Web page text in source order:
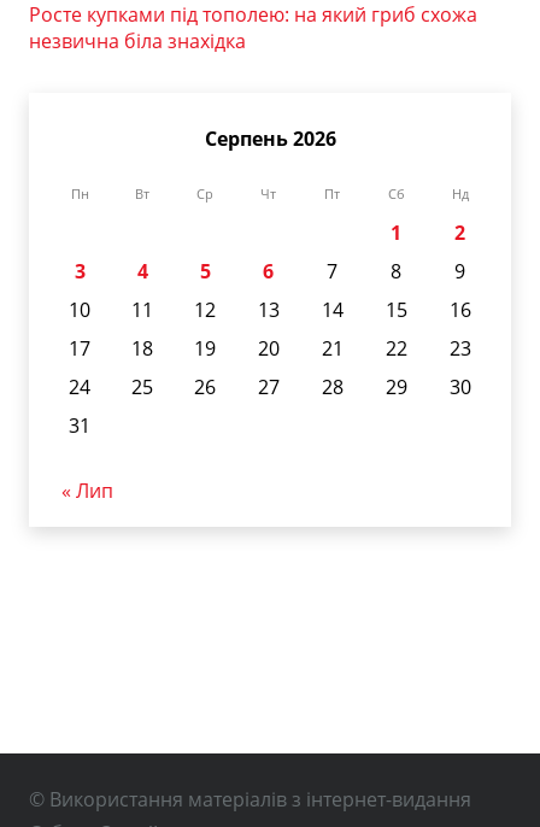
Росте купками під тополею: на який гриб схожа
незвична біла знахідка
Серпень 2026
Пн Вт Ср Чт Пт Сб Нд
1
2
3
4 5 6 7 8
9
10
11 12 13 14 15
16
17
18 19 20 21 22
23
24
25 26 27 28 29
30
31
« Лип
© Використання матеріалів з інтернет-видання